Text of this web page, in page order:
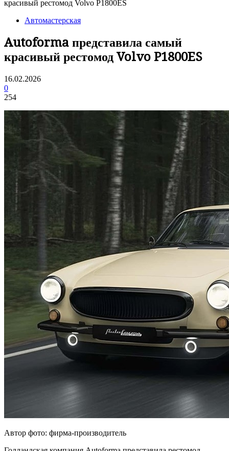
красивый рестомод Volvo P1800ES
Автомастерская
Autoforma представила самый
красивый рестомод Volvo P1800ES
16.02.2026
0
254
Автор фото: фирма-производитель